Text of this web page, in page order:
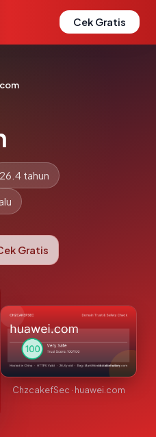
Cek Gratis
26.4 tahun
Gratis
ChzcakefSec · huawei.com